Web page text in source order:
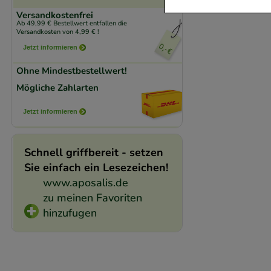
Versandkostenfrei
Ab 49,99 € Bestellwert entfallen die
Versandkosten von 4,99 € !
Jetzt informieren
Ohne Mindestbestellwert!
Mögliche Zahlarten
Jetzt informieren
Schnell griffbereit - setzen
Sie einfach ein Lesezeichen!
www.aposalis.de
zu meinen Favoriten
hinzufugen